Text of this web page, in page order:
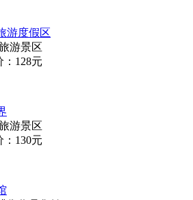
游度假区
游景区
：128元
游景区
：130元